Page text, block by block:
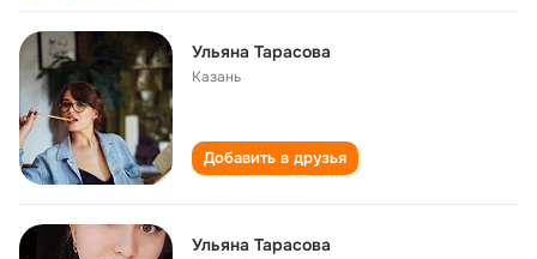
Ульяна Тарасова
Казань
Добавить в друзья
Ульяна Тарасова